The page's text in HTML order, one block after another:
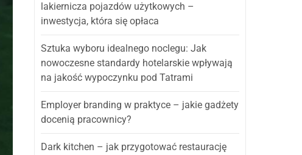
lakiernicza pojazdów użytkowych –
inwestycja, która się opłaca
Sztuka wyboru idealnego noclegu: Jak
nowoczesne standardy hotelarskie wpływają
na jakość wypoczynku pod Tatrami
Employer branding w praktyce – jakie gadżety
docenią pracownicy?
Dark kitchen – jak przygotować restaurację